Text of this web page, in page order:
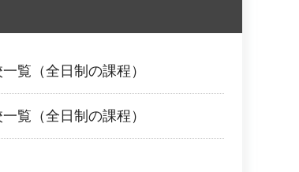
覧（全日制の課程）
覧（全日制の課程）